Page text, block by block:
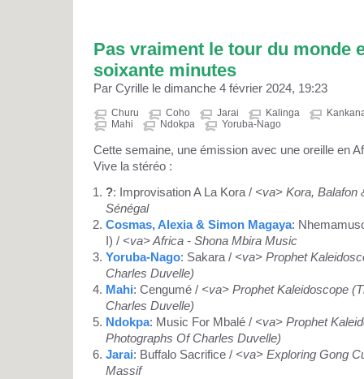
Pas vraiment le tour du monde
soixante minutes
Par Cyrille le dimanche 4 février 2024, 19:23
Churu Coho Jarai Kalinga
Mahi
Ndokpa Yoruba-Nago
Cette semaine, une émission avec une oreille en
Vive la stéréo :
?: Improvisation A La Kora / <va> Kora, Balafon
Sénégal
Cosmas, Alexia & Simon Magaya:
I) / <va> Africa - Shona Mbira Music
Yoruba-Nago: Sakara / <va> Prophet
Charles Duvelle)
Mahi: Cengumé / <va> Prophet Kaleidoscope
Charles Duvelle)
Ndokpa: Music For Mbalé / <va> Prophet
Photographs Of Charles Duvelle)
Jarai: Buffalo Sacrifice / <va> Exploring Gong
Massif